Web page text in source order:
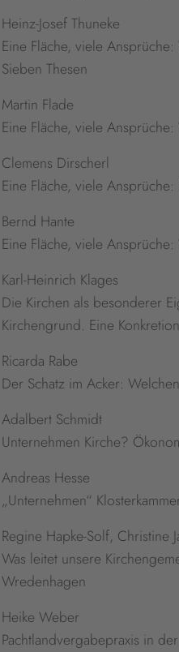
Heinz-Josef Thuneke
Eine Fläche, viele
Sieben Thesen
Martin Flade
Eine Fläche, viele
Clemens Dirscherl
Eine Fläche, viele
Bernd Hante
Eine Fläche, viele
Karl-Heinrich Klages
Die Kirchen als besonderer
Kirchengrund. Eine
Ricarda Rabe
Der Schatz im Acker:
Adalbert Schmidt
Unternehmen Kirche?
Andreas Hesse
„Unternehmen“
Regine Hapke-Solf, Christine
Was leitet unsere
Wredenhagen
Heike Weber
Pachtlandvergabepraxis in